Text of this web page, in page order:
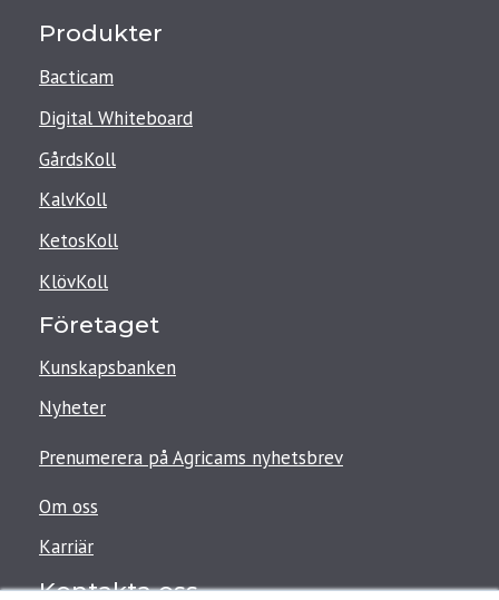
Produkter
Bacticam
Digital Whiteboard
GårdsKoll
KalvKoll
KetosKoll
KlövKoll
Företaget
Kunskapsbanken
Nyheter
Prenumerera på Agricams nyhetsbrev
Om oss
Karriär
Kontakta oss